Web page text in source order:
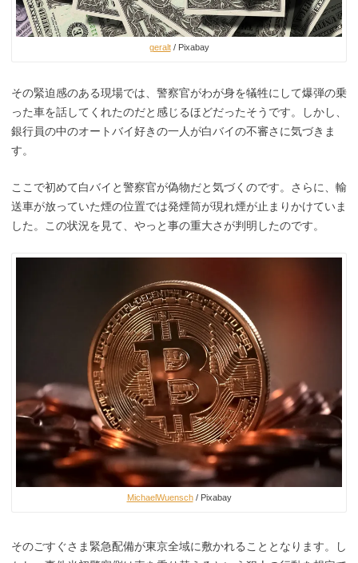
geralt/ Pixabay
その緊迫感のある現場では、警察官がわが身を犠牲にして爆弾の乗
った車を話してくれたのだと感じるほどだったそうです。しかし、
銀行員の中のオートバイ好きの一人が白バイの不審さに気づきま
す。
ここで初めて白バイと警察官が偽物だと気づくのです。さらに、輸
送車が放っていた煙の位置では発煙筒が現れ煙が止まりかけていま
した。この状況を見て、やっと事の重大さが判明したのです。
MichaelWuensch/ Pixabay
そのごすぐさま緊急配備が東京全域に敷かれることとなります。し